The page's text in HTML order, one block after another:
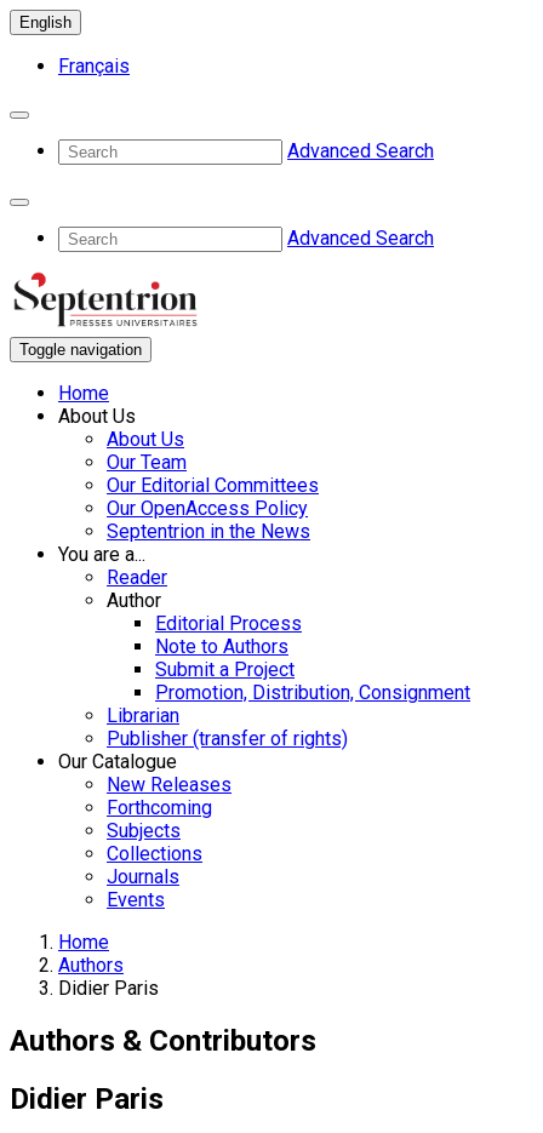
English
Français
Advanced Search
Advanced Search
Toggle navigation
Home
About Us
About Us
Our Team
Our Editorial Committees
Our OpenAccess Policy
Septentrion in the News
You are a...
Reader
Author
Editorial Process
Note to Authors
Submit a Project
Promotion, Distribution, Consignment
Librarian
Publisher (transfer of rights)
Our Catalogue
New Releases
Forthcoming
Subjects
Collections
Journals
Events
Home
Authors
Didier Paris
Authors & Contributors
Didier Paris